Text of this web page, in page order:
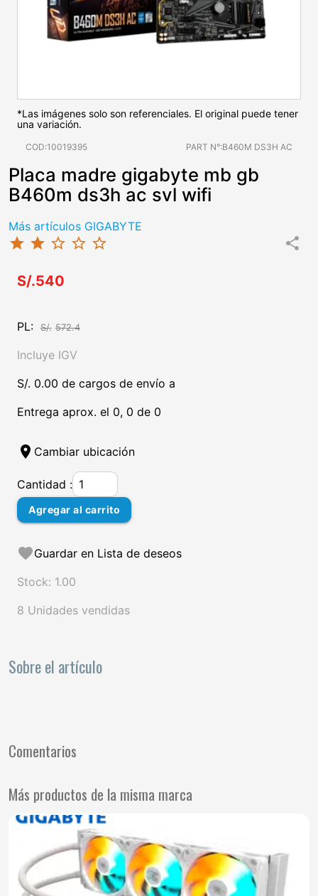
*Las imágenes solo son referenciales. El original puede tener
una variación.
COD:10019395 PART N°:B460M DS3H AC
Placa madre gigabyte mb gb
B460m ds3h ac svl wifi
Más artículos GIGABYTE
star star star_border star_border star_border share
S/.540
PL: S/. 572.4
Incluye IGV
S/. 0.00 de cargos de envío a
Entrega aprox. el 0, 0 de 0
location_on Cambiar ubicación
Cantidad :
Agregar al carrito
favoriteGuardar en Lista de deseos
Stock: 1.00
8 Unidades vendidas
Sobre el artículo
Comentarios
Más productos de la misma marca